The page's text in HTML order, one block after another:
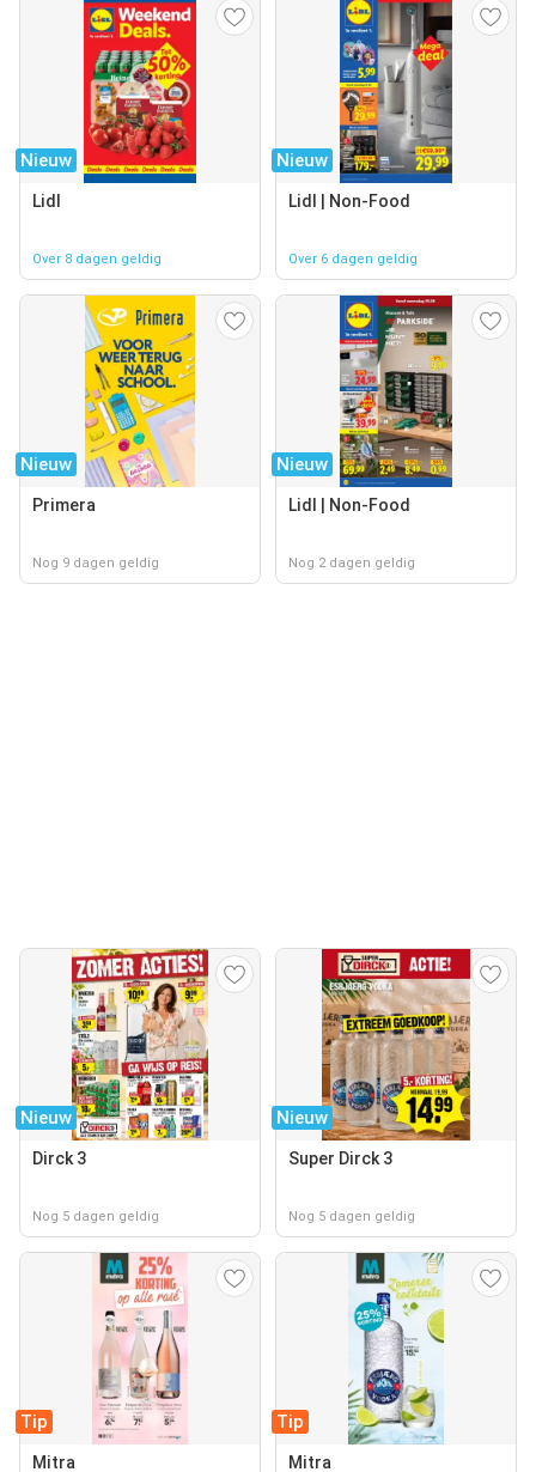
Nieuw
Lidl
Over 8 dagen geldig
Nieuw
Lidl | Non-Food
Over 6 dagen geldig
Nieuw
Primera
Nog 9 dagen geldig
Nieuw
Lidl | Non-Food
Nog 2 dagen geldig
Nieuw
Dirck 3
Nog 5 dagen geldig
Nieuw
Super Dirck 3
Nog 5 dagen geldig
Tip
Mitra
Tip
Mitra